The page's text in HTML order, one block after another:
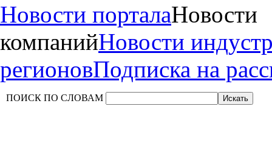
Новости порталаНовости
компанийНовости
регионовПодписка на
ПОИСК ПО СЛОВАМ